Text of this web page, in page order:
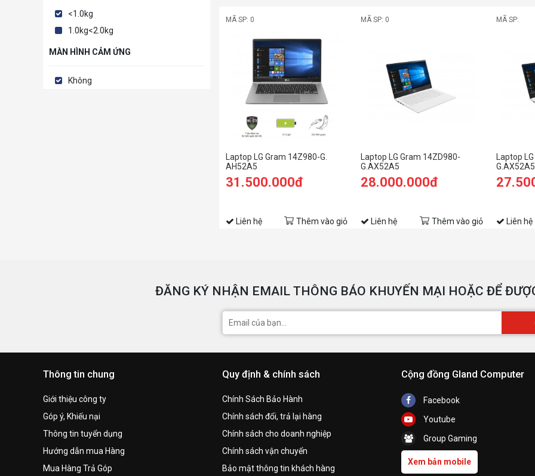
<1.0kg
1.0kg<2.0kg
MÀN HÌNH CẢM ỨNG
Không
MÃ SP: 0
Laptop LG Gram 14Z980-G.
AH52A5
31.500.000đ
Liên hệ Thêm vào giỏ
MÃ SP: 0
Laptop LG Gram 14ZD980-
G.AX52A5
28.000.000đ
Liên hệ Thêm vào giỏ
MÃ SP:
Laptop
G.AX52A5
Liên hệ
ĐĂNG KÝ NHẬN EMAIL THÔNG BÁO KHUYẾN MẠI HOẶC ĐỂ
Thông tin chung
Giới thiệu công ty
Góp ý, Khiếu nại
Thông tin tuyển dụng
Hướng dẫn mua Hàng
Mua Hàng Trả Góp
Quy định & chính sách
Chính Sách Bảo Hành
Chính sách đổi, trả lại hàng
Chính sách cho doanh nghiệp
Chính sách vận chuyển
Bảo mật thông tin khách hàng
Cộng đồng Gland Computer
Facebook
Youtube
Group Gaming
Xem bản mobile